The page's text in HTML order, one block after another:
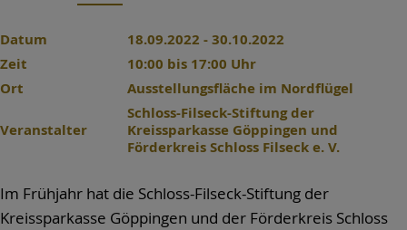
Datum
18.09.2022 - 30.10.2022
Zeit
10:00 bis 17:00 Uhr
Ort
Ausstellungsfläche im Nordflügel
Veranstalter
Schloss-Filseck-Stiftung der
Kreissparkasse Göppingen und
Förderkreis Schloss Filseck e. V.
Im Frühjahr hat die Schloss-Filseck-Stiftung der
Kreissparkasse Göppingen und der Förderkreis Schloss